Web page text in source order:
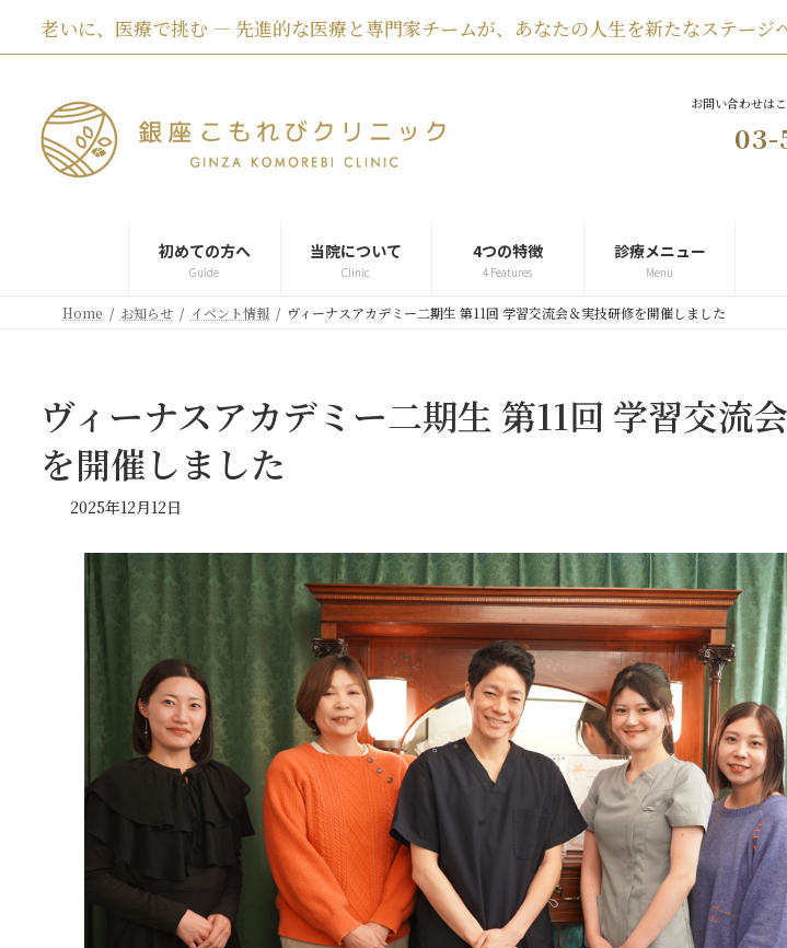
テ
ゲ
老いに、医療で挑む ― 先進的な医療と専門家チームが、あなたの人生を新たなステージ
お問い合わせは
03-
初めての方へ
Guide
当院について
Clinic
4つの特徴
4 Features
診療メニュー
Menu
Home お知らせ イベント情報 ヴィーナスアカデミー二期生 第11回 学習交流会＆実技研修を開催しました
ヴィーナスアカデミー二期生 第11回 学習交流
を開催しました
2025年12月12日